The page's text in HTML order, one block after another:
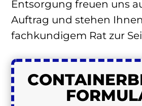
Entsorgung freuen uns
Auftrag und stehen
fachkundigem Rat zur
CONTAINER